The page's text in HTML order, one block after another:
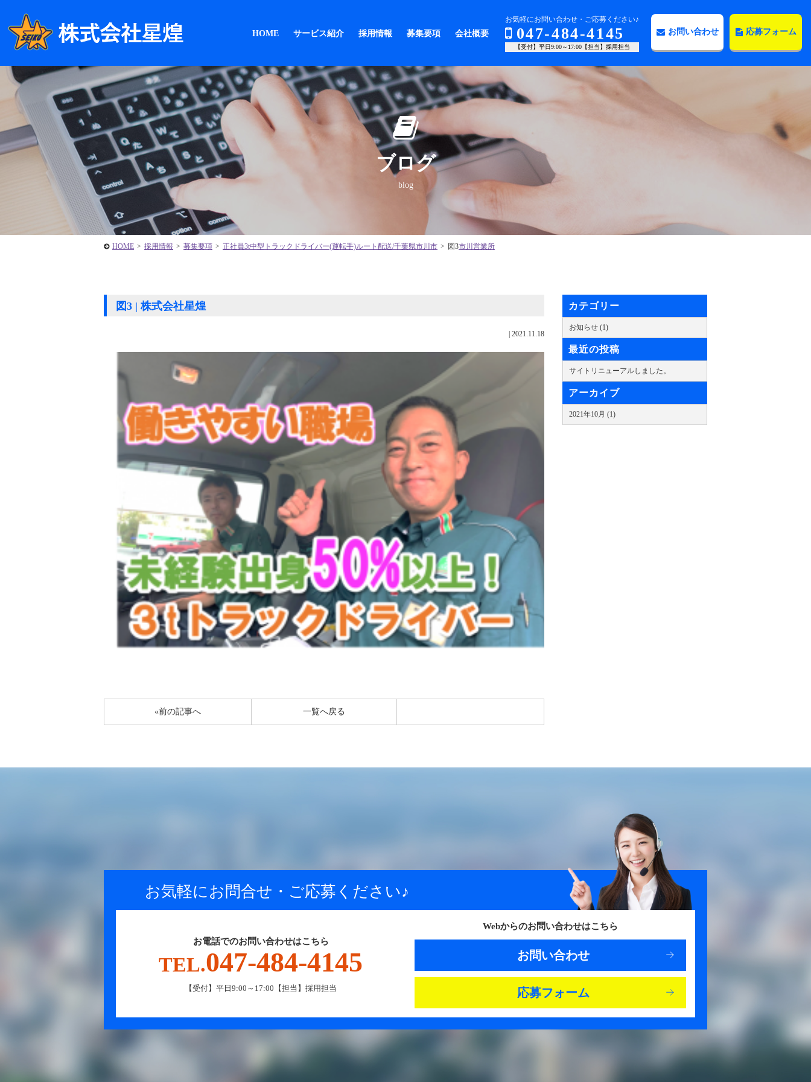
HOME サービス紹介 採用情報 募集要項 会社概要
お気軽にお問い合わせ・ご応募ください♪
047-484-4145
【受付】平日9:00～17:00【担当】採用担当
お問い合わせ 応募フォーム
ブログ
blog
HOME > 採用情報 > 募集要項 > 市川営業所
正社員3t中型トラックドライバー(運転手)ルート配送/千葉県市川市 > 図3
図3 | 株式会社星煌
2021.11.18
«前の記事へ 一覧へ戻る
カテゴリー
お知らせ (1)
最近の投稿
サイトリニューアルしました。
アーカイブ
2021年10月 (1)
お気軽にお問合せ・ご応募ください♪
お電話でのお問い合わせはこちら
TEL.047-484-4145
【受付】平日9:00～17:00【担当】採用担当
Webからのお問い合わせはこちら
お問い合わせ
応募フォーム